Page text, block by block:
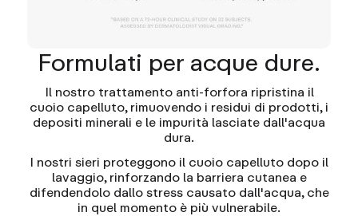
Formulati per acque dure.
Il nostro trattamento anti-forfora ripristina il
cuoio capelluto, rimuovendo i residui di prodotti, i
depositi minerali e le impurità lasciate dall'acqua
dura.
I nostri sieri proteggono il cuoio capelluto dopo il
lavaggio, rinforzando la barriera cutanea e
difendendolo dallo stress causato dall'acqua, che
in quel momento è più vulnerabile.